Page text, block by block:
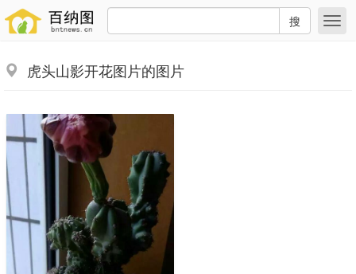
搜
虎头山影开花图片的图片